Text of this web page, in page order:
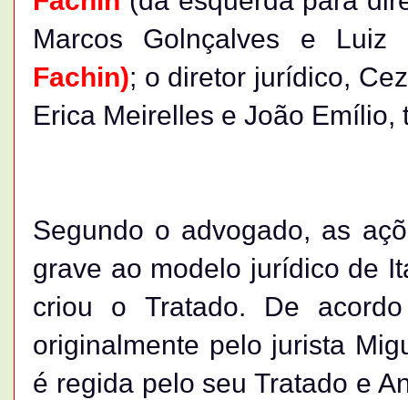
Marcos Golnçalves e Luiz
Fachin); o diretor jurídico,
Erica Meirelles e João Emílio,
Segundo o advogado, as
grave ao modelo jurídico de
criou o Tratado. De
originalmente pelo jurista
é regida pelo seu Tratado e